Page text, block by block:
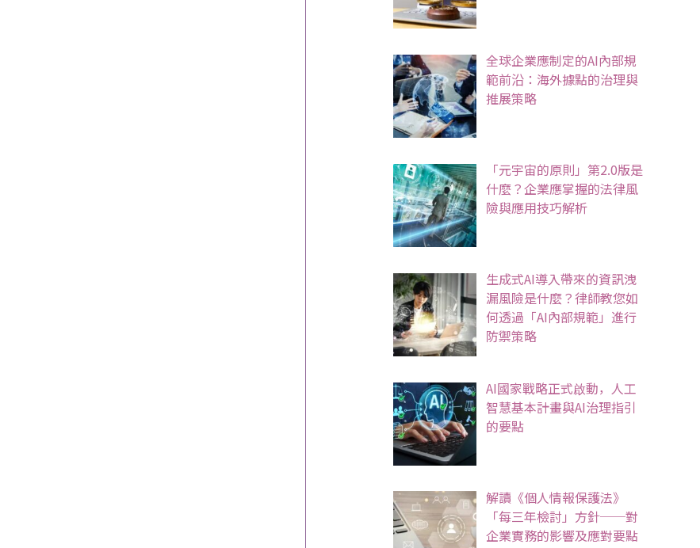
全球企業應制定的AI內部規
範前沿：海外據點的治理與
推展策略
「元宇宙的原則」第2.0版是
什麼？企業應掌握的法律風
險與應用技巧解析
生成式AI導入帶來的資訊洩
漏風險是什麼？律師教您如
何透過「AI內部規範」進行
防禦策略
AI國家戰略正式啟動，人工
智慧基本計畫與AI治理指引
的要點
解讀《個人情報保護法》
「每三年檢討」方針──對
企業實務的影響及應對要點